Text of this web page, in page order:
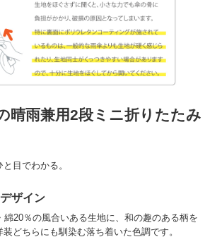
晴雨兼用2段ミニ折りたたみ
目でわかる。
ザイン
綿20％の風合いある生地に、和の趣のある柄を
どちらにも馴染む落ち着いた色調です。